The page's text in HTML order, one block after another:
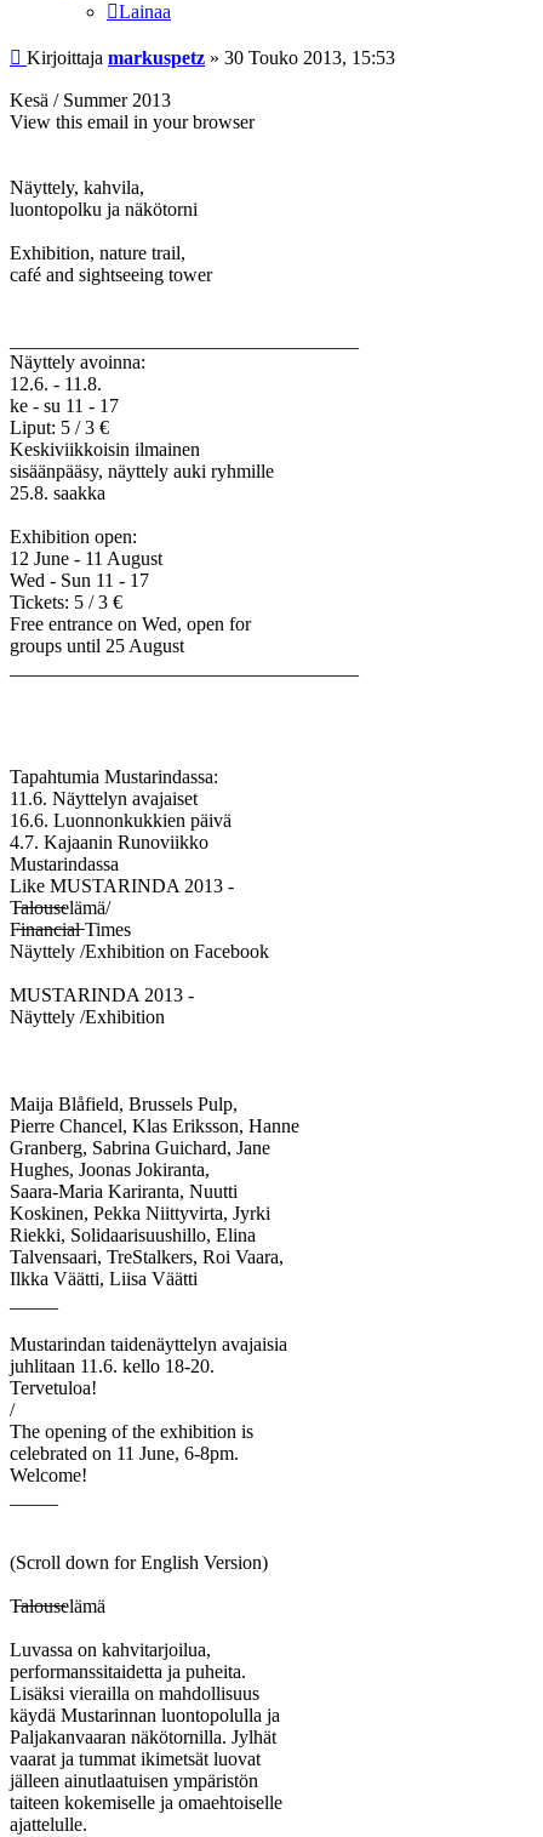
Lainaa
Viesti
Kirjoittaja markuspetz » 30 Touko 2013, 15:53
Kesä / Summer 2013
View this email in your browser
Näyttely, kahvila,
luontopolku ja näkötorni
Exhibition, nature trail,
café and sightseeing tower
Näyttely avoinna:
12.6. - 11.8.
ke - su 11 - 17
Liput: 5 / 3 €
Keskiviikkoisin ilmainen
sisäänpääsy, näyttely auki ryhmille
25.8. saakka
Exhibition open:
12 June - 11 August
Wed - Sun 11 - 17
Tickets: 5 / 3 €
Free entrance on Wed, open for
groups until 25 August
Tapahtumia Mustarindassa:
11.6. Näyttelyn avajaiset
16.6. Luonnonkukkien päivä
4.7. Kajaanin Runoviikko
Mustarindassa
Like MUSTARINDA 2013 -
T̶a̶l̶o̶u̶s̶elämä/
F̶i̶n̶a̶n̶c̶i̶a̶l̶ Times
Näyttely /Exhibition on Facebook
MUSTARINDA 2013 -
Näyttely /Exhibition
Maija Blåfield, Brussels Pulp,
Pierre Chancel, Klas Eriksson, Hanne
Granberg, Sabrina Guichard, Jane
Hughes, Joonas Jokiranta,
Saara-Maria Kariranta, Nuutti
Koskinen, Pekka Niittyvirta, Jyrki
Riekki, Solidaarisuushillo, Elina
Talvensaari, TreStalkers, Roi Vaara,
Ilkka Väätti, Liisa Väätti
Mustarindan taidenäyttelyn avajaisia
juhlitaan 11.6. kello 18-20.
Tervetuloa!
/
The opening of the exhibition is
celebrated on 11 June, 6-8pm.
Welcome!
(Scroll down for English Version)
T̶a̶l̶o̶u̶s̶elämä
Luvassa on kahvitarjoilua,
performanssitaidetta ja puheita.
Lisäksi vierailla on mahdollisuus
käydä Mustarinnan luontopolulla ja
Paljakanvaaran näkötornilla. Jylhät
vaarat ja tummat ikimetsät luovat
jälleen ainutlaatuisen ympäristön
taiteen kokemiselle ja omaehtoiselle
ajattelulle.